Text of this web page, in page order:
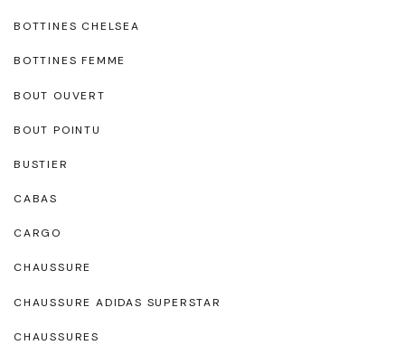
BOTTINES CHELSEA
BOTTINES FEMME
BOUT OUVERT
BOUT POINTU
BUSTIER
CABAS
CARGO
CHAUSSURE
CHAUSSURE ADIDAS SUPERSTAR
CHAUSSURES